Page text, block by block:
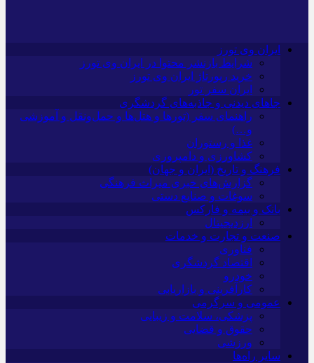
ایران وی تورز
شرایط بازنشر محتوا در ایران وی تورز
خرید رپورتاژ ایران وی تورز
ایران سفر تور
جاهای دیدنی و جاذبه‌های گردشگری
راهنمای سفر (تورها و هتل‌ها و حمل‌و‌نقل و آموزشی
و…)
غذا و رستوران
کشاورزی و دامپروری
فرهنگ و تاریخ (ایران و جهان)
گزارش‌های خبری میراث فرهنگی
سوغات و صنایع دستی
بانک و بیمه و فارکس
ارزدیجیتال
صنعت و تجارت و خدمات
فناوری
اقتصاد گردشگری
خودرو
کارآفرینی و بازاریابی
عمومی و سرگرمی
پزشکی، سلامت و زیبایی
حقوق و قضایی
ورزشی
سایر راه‌ها